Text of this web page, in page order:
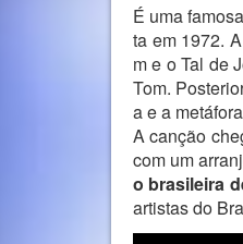
É uma
ta em 1972.
m e o Tal de
Tom.
a e a
A canção
com um
o brasileira
artistas do